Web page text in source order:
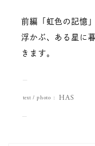
前編「虹色の記憶
浮かぶ、ある星に
きます。
text / photo HAS